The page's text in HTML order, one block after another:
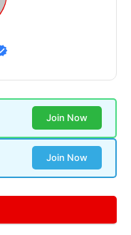
Join Now
Join Now